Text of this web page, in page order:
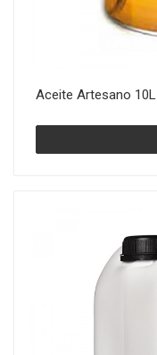
Aceite Artesano 10L